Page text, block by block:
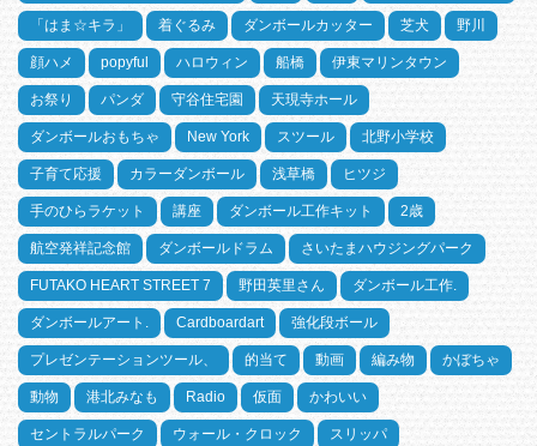
「はま☆キラ」 着ぐるみ ダンボールカッター 芝犬 野川
顔ハメ popyful ハロウィン 船橋 伊東マリンタウン
お祭り パンダ 守谷住宅園 天現寺ホール
ダンボールおもちゃ New York スツール 北野小学校
子育て応援 カラーダンボール 浅草橋 ヒツジ
手のひらラケット 講座 ダンボール工作キット 2歳
航空発祥記念館 ダンボールドラム さいたまハウジングパーク
FUTAKO HEART STREET 7 野田英里さん ダンボール工作.
ダンボールアート. Cardboardart 強化段ボール
プレゼンテーションツール、 的当て 動画 編み物 かぼちゃ
動物 港北みなも Radio 仮面 かわいい
セントラルパーク ウォール・クロック スリッパ